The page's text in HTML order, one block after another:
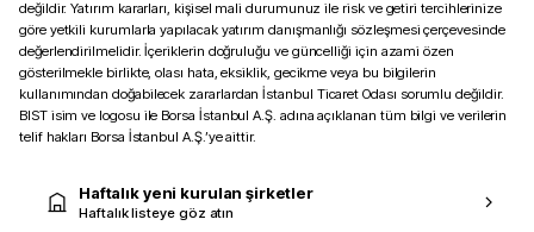
değildir. Yatırım kararları, kişisel mali durumunuz ile risk ve getiri tercihlerinize
göre yetkili kurumlarla yapılacak yatırım danışmanlığı sözleşmesi çerçevesinde
değerlendirilmelidir. İçeriklerin doğruluğu ve güncelliği için azami özen
gösterilmekle birlikte, olası hata, eksiklik, gecikme veya bu bilgilerin
kullanımından doğabilecek zararlardan İstanbul Ticaret Odası sorumlu değildir.
BIST isim ve logosu ile Borsa İstanbul A.Ş. adına açıklanan tüm bilgi ve verilerin
telif hakları Borsa İstanbul A.Ş.’ye aittir.
Haftalık yeni kurulan şirketler
Haftalık listeye göz atın